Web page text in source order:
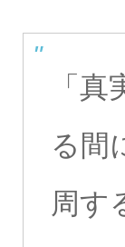
「
る間
周す